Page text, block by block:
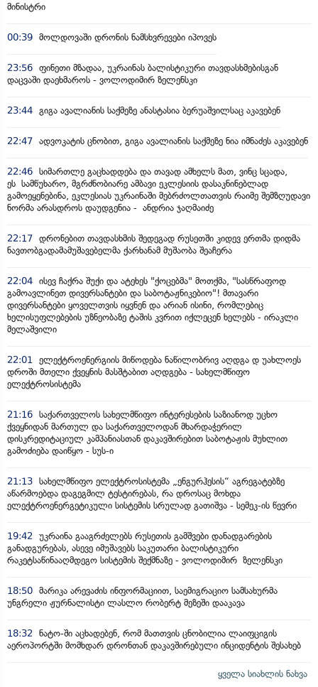
მინისტრი
00:39 მოლდოვაში დრონის ნამსხვრევები იპოვეს
23:56 ფინეთი მზადაა, უკრაინას ბალისტიკური თავდასხმებისგან
დაცვაში დაეხმაროს - ვოლოდიმირ ზელენსკი
23:44 გიგა ავალიანის საქმეზე ანასტასია ბერუაშვილსაც აკავებენ
22:47 ადვოკატის ცნობით, გიგა ავალიანის საქმეზე ნია იმნაძეს აკავებენ
22:46 სიმართლე გაცხადდება და თავად ამხელს მათ, ვინც სცადა,
ეს სამწუხარო, მგრძნობიარე ამბავი ეკლესიის დასაკნინებლად
გამოეყენებინა, ეკლესიას უკრაინაში მებრძოლთათვის რაიმე შემზღუდავი
ნორმა არასდროს დაუდგენია - ანდრია ჯაღმაიძე
22:17 დრონებით თავდასხმის შედეგად რუსეთში კიდევ ერთმა დიდმა
ნავთობგადამამუშავებელმა ქარხანამ მუშაობა შეაჩერა
22:04 ისევ ჩაქრა შუქი და ატეხეს "ქოცებმა" მოთქმა, "სასწრაფოდ
გამოავლინეთ დივერსანტები და საბოტაჟნიკებიო"! მთავარი
დივერსანტები ყოველთვის იყვნენ და არიან ისინი, რომლებიც
ხელისუფლებების უზნეობაზე ტაშის კვრით იქლეცენ ხელებს - ირაკლი
მელაშვილი
22:01
ელექტროენერგიის მიწოდება ნაწილობრივ აღდგა დ უახლოეს
დროში მთელი ქვეყნის მასშტაბით აღდგება - სახელმწიფო
ელექტროსისტემა
21:16 საქართველოს სახელმწიფო ინტერესების საზიანოდ უცხო
ქვეყნიდან მართულ და საქართველოდან მხარდაჭერილ
დისკრედიტაციულ კამპანიასთან დაკავშირებით საბოტაჟის მუხლით
გამოძიება დაიწყო - სუს-ი
21:13 სახელმწიფო ელექტროსისტემა „ენგურჰესის“ აგრეგატებზე
აწარმოებდა დაგეგმილ ტესტირებას, რა დროსაც მოხდა
ელექტროენერგეტიკული სისტემის სრულად გათიშვა - სემეკ-ის წევრი
19:42
უკრაინა გააგრძელებს რუსეთის გამშვები დანადგარების
განადგურებას, ასევე იმუშავებს საკუთარი ბალისტიკური
რაკეტსაწინააღმდეგო სისტემის შექმნაზე - ვოლოდიმირ ზელენსკი
18:50 მარიკა არევაძის ინფორმაციით, საემიგრაციო სამსახურმა
უნგრელი ჟურნალისტი ლასლო რობერტ მეზეში დააკავა
18:32
ნატო-ში აცხადებენ, რომ მათთვის ცნობილია ლაიფციგის
აეროპორტში მომხდარ დრონთან დაკავშირებული ინციდენტის შესახებ
ყველა სიახლის ნახვა